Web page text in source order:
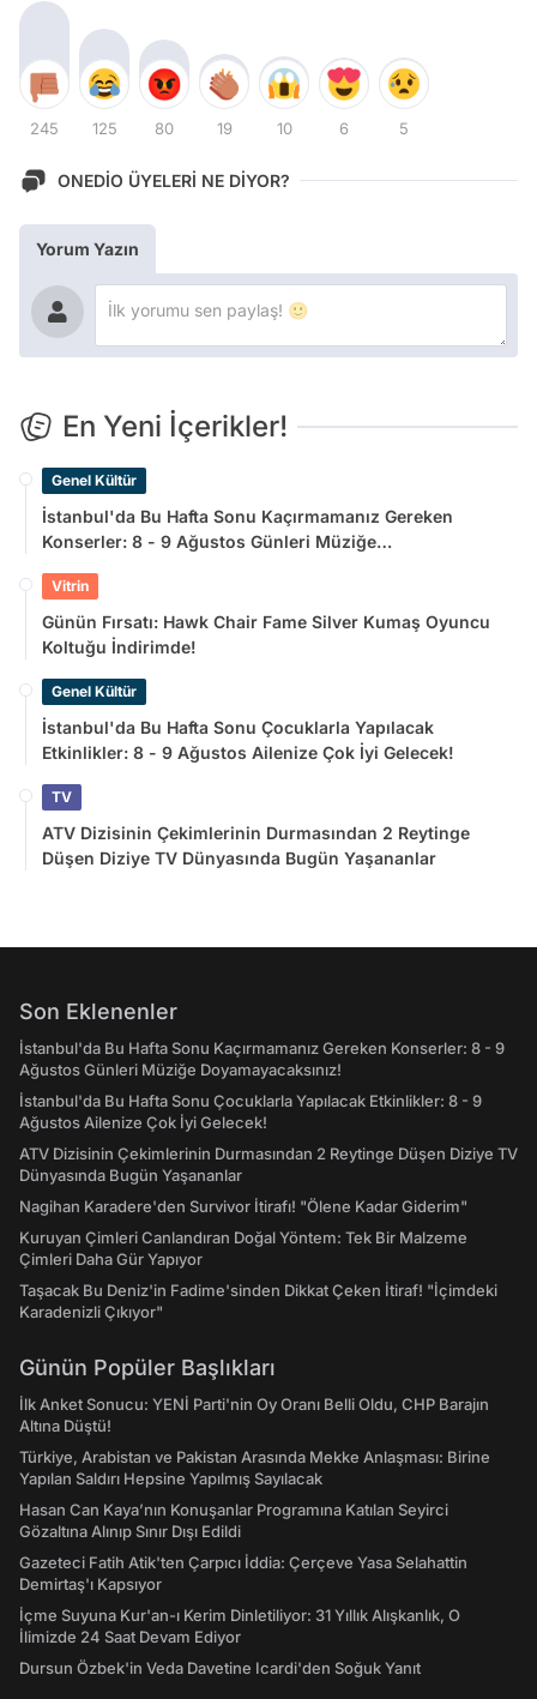
245 125 80 19 10 6 5
ONEDİO ÜYELERİ NE DİYOR?
Yorum Yazın
En Yeni İçerikler!
Genel Kültür
İstanbul'da Bu Hafta Sonu Kaçırmamanız Gereken
Konserler: 8 - 9 Ağustos Günleri Müziğe
Vitrin
Günün Fırsatı: Hawk Chair Fame Silver Kumaş Oyuncu
Koltuğu İndirimde!
Genel Kültür
İstanbul'da Bu Hafta Sonu Çocuklarla Yapılacak
Etkinlikler: 8 - 9 Ağustos Ailenize Çok İyi Gelecek!
TV
ATV Dizisinin Çekimlerinin Durmasından 2 Reytinge
Düşen Diziye TV Dünyasında Bugün Yaşananlar
Son Eklenenler
İstanbul'da Bu Hafta Sonu Kaçırmamanız Gereken Konserler: 8 - 9
Ağustos Günleri Müziğe Doyamayacaksınız!
İstanbul'da Bu Hafta Sonu Çocuklarla Yapılacak Etkinlikler: 8 - 9
Ağustos Ailenize Çok İyi Gelecek!
ATV Dizisinin Çekimlerinin Durmasından 2 Reytinge Düşen Diziye TV
Dünyasında Bugün Yaşananlar
Nagihan Karadere'den Survivor İtirafı! "Ölene Kadar Giderim"
Kuruyan Çimleri Canlandıran Doğal Yöntem: Tek Bir Malzeme
Çimleri Daha Gür Yapıyor
Taşacak Bu Deniz'in Fadime'sinden Dikkat Çeken İtiraf! "İçimdeki
Karadenizli Çıkıyor"
Günün Popüler Başlıkları
İlk Anket Sonucu: YENİ Parti'nin Oy Oranı Belli Oldu, CHP Barajın
Altına Düştü!
Türkiye, Arabistan ve Pakistan Arasında Mekke Anlaşması: Birine
Yapılan Saldırı Hepsine Yapılmış Sayılacak
Hasan Can Kaya’nın Konuşanlar Programına Katılan Seyirci
Gözaltına Alınıp Sınır Dışı Edildi
Gazeteci Fatih Atik'ten Çarpıcı İddia: Çerçeve Yasa Selahattin
Demirtaş'ı Kapsıyor
İçme Suyuna Kur'an-ı Kerim Dinletiliyor: 31 Yıllık Alışkanlık, O
İlimizde 24 Saat Devam Ediyor
Dursun Özbek'in Veda Davetine Icardi'den Soğuk Yanıt